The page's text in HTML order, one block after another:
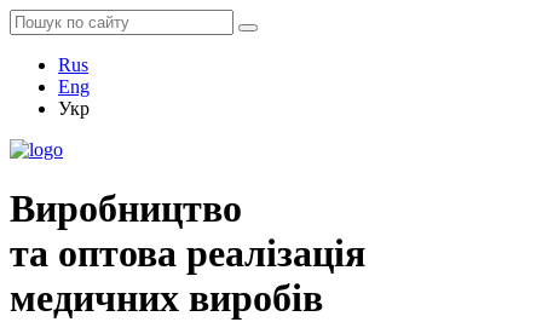
Rus
Eng
Укр
Виробництво
та оптова реалізація
медичних виробів